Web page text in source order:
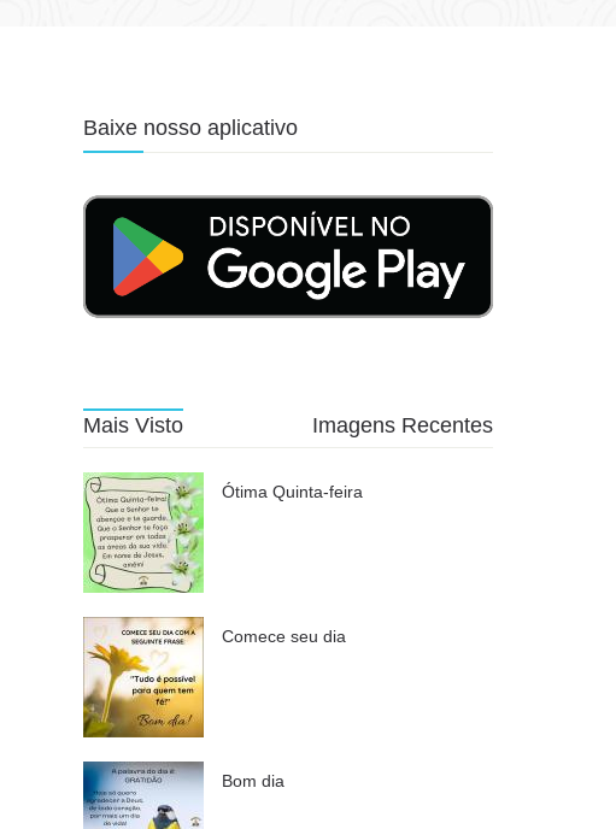
Baixe nosso aplicativo
Mais Visto Imagens Recentes
Ótima Quinta-feira
Comece seu dia
Bom dia